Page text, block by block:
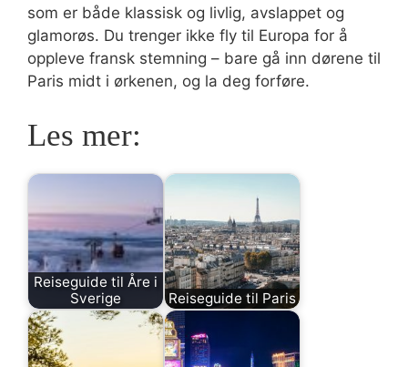
som er både klassisk og livlig, avslappet og
glamorøs. Du trenger ikke fly til Europa for å
oppleve fransk stemning – bare gå inn dørene til
Paris midt i ørkenen, og la deg forføre.
Les mer:
Reiseguide til Åre i
Sverige
Reiseguide til Paris